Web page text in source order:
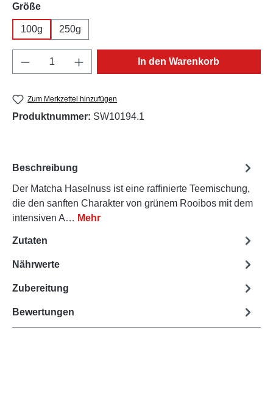
Größeauswählen
100g 250g
Produkt Anzahl: Gib den gewünschten
In den Warenkorb
Zum Merkzettel hinzufügen
Produktnummer: SW10194.1
Beschreibung
Der Matcha Haselnuss ist eine raffinierte Teemischung,
die den sanften Charakter von grünem Rooibos mit dem
intensiven A… Mehr
Zutaten
Nährwerte
Zubereitung
Bewertungen